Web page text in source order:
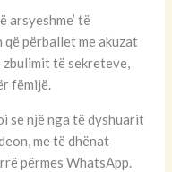
arsyeshme’ të
përballet me akuzat
zbulimit të sekreteve,
fëmijë.
se një nga të dyshuarit
me të dhënat
përmes WhatsApp.